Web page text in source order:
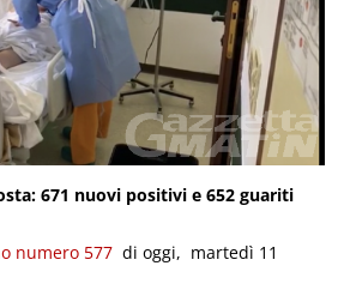
671 nuovi positivi e 652 guariti
numero 577 di oggi, martedì 11